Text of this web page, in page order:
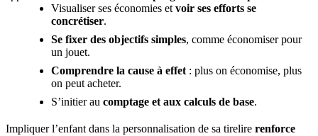
Visualiser ses économies et voir ses efforts se
concrétiser.
Se fixer des objectifs simples, comme économiser pour
un jouet.
Comprendre la cause à effet : plus on économise, plus
on peut acheter.
S’initier au comptage et aux calculs de base.
Impliquer l’enfant dans la personnalisation de sa tirelire renforce